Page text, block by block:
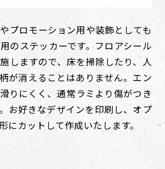
プロモーション用や装飾としても
のステッカーです。フロアシール
しますので、床を掃除したり、人
が消えることはありません。エン
りにくく、通常ラミより傷がつき
お好きなデザインを印刷し、オプ
にカットして作成いたします。